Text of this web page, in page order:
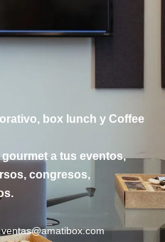
box lunch y Coffee
a tus eventos,
congresos,
ventas@amatibox.com